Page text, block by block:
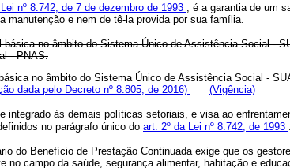
nº 8.742, de 7 de dezembro de 1993
, é a garantia de um
e nem de tê-la provida por sua família.
no âmbito do Sistema Único de Assistência Social -
- PNAS.
no âmbito do Sistema Único de Assistência Social -
dada pelo Decreto nº 8.805, de 2016)
(Vigência)
às demais políticas setoriais, e visa ao
no parágrafo único do art. 2º da Lei nº 8.742, de 1993
do Benefício de Prestação Continuada exige que os
campo da saúde, segurança alimentar, habitação e